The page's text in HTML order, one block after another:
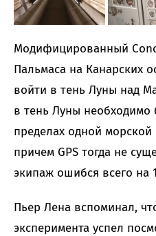
Модифицированный
Пальмаса на Канарских
войти в тень Луны над
в тень Луны
пределах одной морской
причем GPS тогда не
экипаж ошибся всего на
Пьер Лена вспоминал,
эксперимента успел